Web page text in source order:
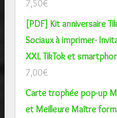
7,50€
[PDF] Kit anniversaire
Sociaux à imprimer-
XXL TikTok et
7,00€
Carte trophée pop-up
et Meilleure Maître